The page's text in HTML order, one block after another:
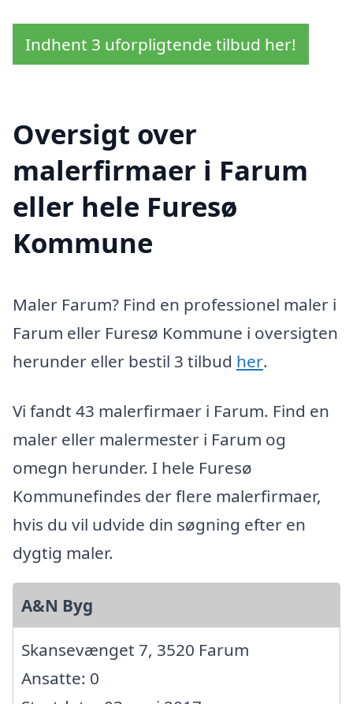
Indhent 3 uforpligtende tilbud her!
Oversigt over
malerfirmaer i Farum
eller hele Furesø
Kommune
Maler Farum? Find en professionel maler i
Farum eller Furesø Kommune i oversigten
herunder eller bestil 3 tilbud her.
Vi fandt 43 malerfirmaer i Farum. Find en
maler eller malermester i Farum og
omegn herunder. I hele Furesø
Kommunefindes der flere malerfirmaer,
hvis du vil udvide din søgning efter en
dygtig maler.
A&N Byg
Skansevænget 7, 3520 Farum
Ansatte: 0